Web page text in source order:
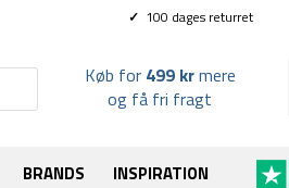
✓ 100 dages returret
Køb for 499 krmere
og få fri fragt
BRANDS INSPIRATION